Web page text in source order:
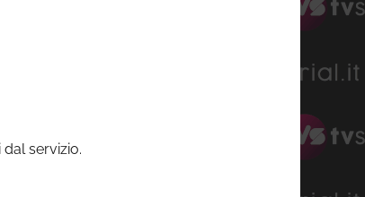
servizio.